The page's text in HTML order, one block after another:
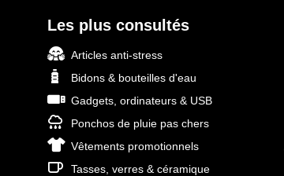
Les plus consultés
Articles anti-stress
Bidons & bouteilles d'eau
Gadgets, ordinateurs & USB
Ponchos de pluie pas chers
Vêtements promotionnels
Tasses, verres & céramique